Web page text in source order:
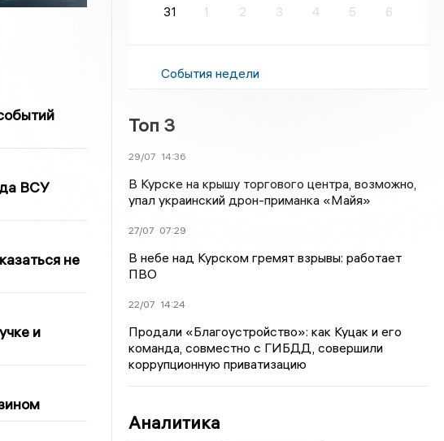
ВСУ
не
и
31
1 2 3 4 5 6
События недели
Топ 3
29/07 14:36
В Курске на крышу торгового центра, возможно,
упал украинский дрон-приманка «Майя»
27/07 07:29
В небе над Курском гремят взрывы: работает
ПВО
22/07 14:24
Продали «Благоустройство»: как Куцак и его
команда, совместно с ГИБДД, совершили
коррупционную приватизацию
Аналитика